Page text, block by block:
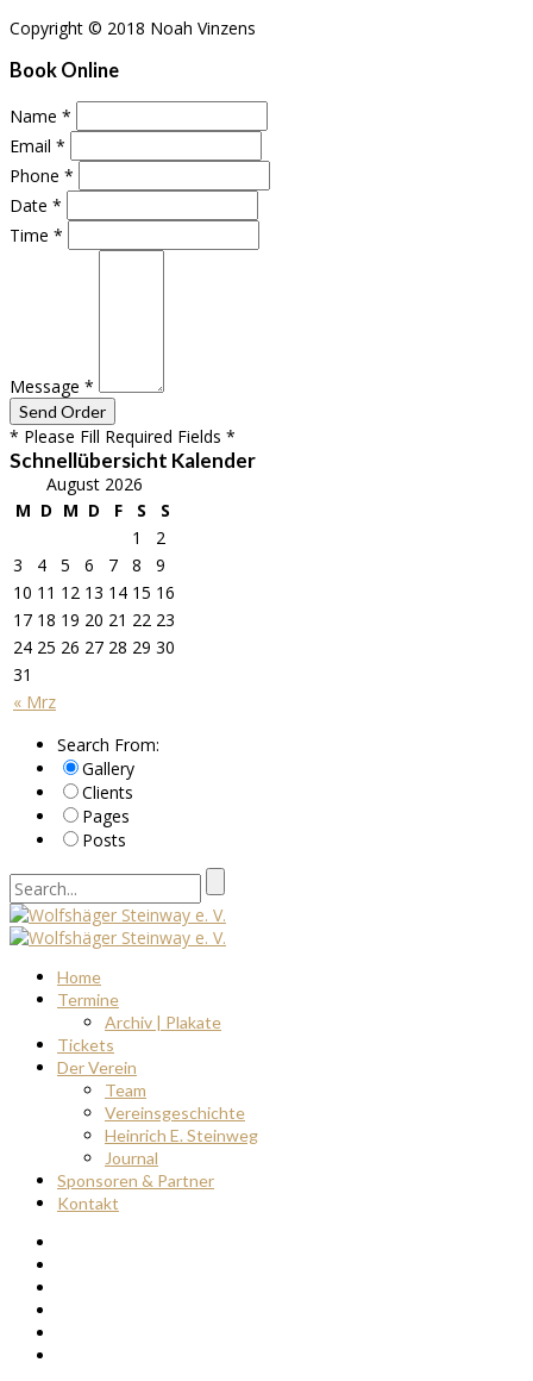
Copyright © 2018 Noah Vinzens
Book Online
Name *
Email *
Phone *
Date *
Time *
Message *
* Please Fill Required Fields *
Schnellübersicht Kalender
August 2026
M D M D F S S
« Mrz
1
2
3
4 5 6 7 8
9
10 11 12 13 14 15 16
17 18 19 20 21 22 23
24 25 26 27 28 29 30
31
Search From:
Gallery
Clients
Pages
Posts
Home
Termine
Archiv | Plakate
Tickets
Der Verein
Team
Vereinsgeschichte
Heinrich E. Steinweg
Journal
Sponsoren & Partner
Kontakt